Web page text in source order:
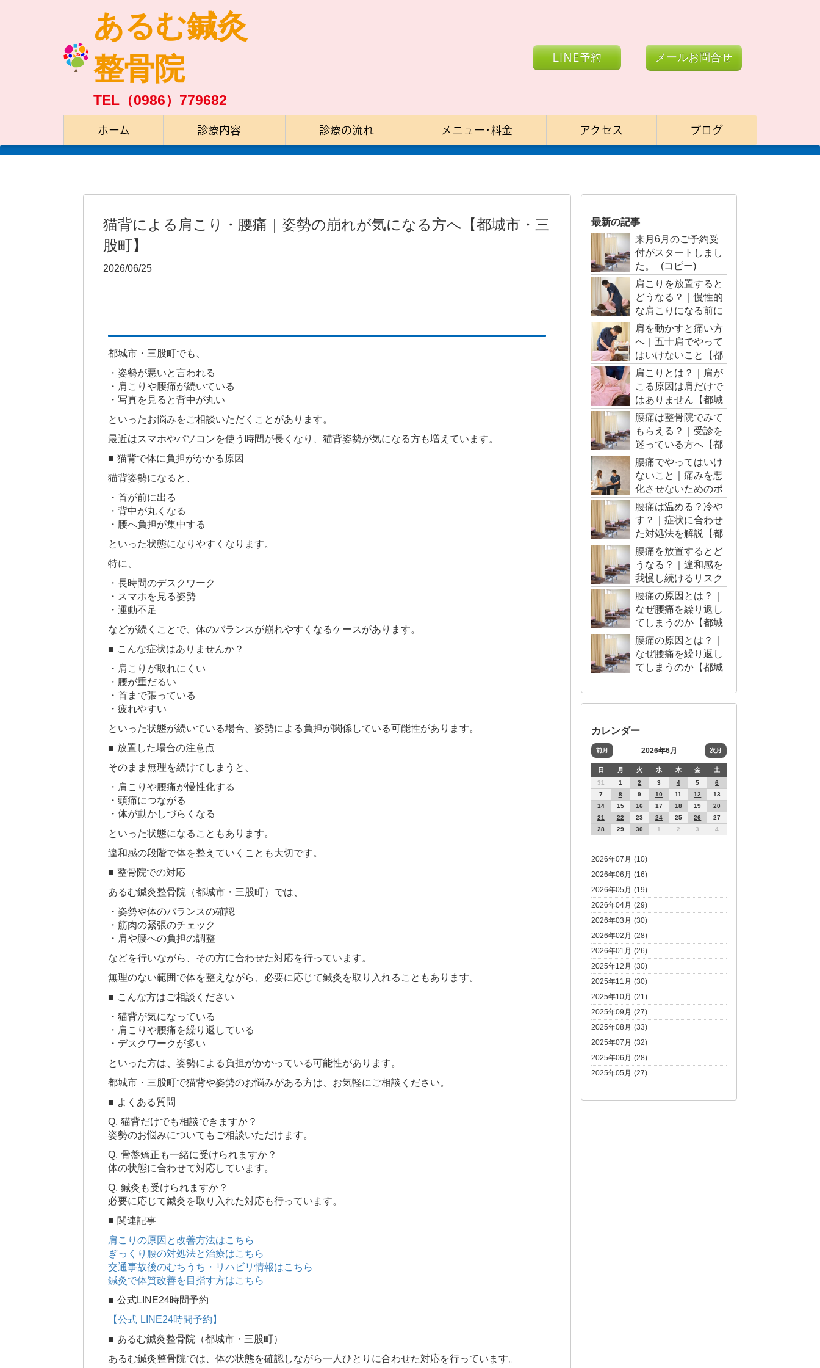
あるむ鍼灸
整骨院
TEL（0986）779682
LINE予約 メールお問合せ
ホーム 診療内容 診療の流れ メニュー･料金 アクセス ブログ
猫背による肩こり・腰痛｜姿勢の崩れが気になる方へ【都城市・三
股町】
2026/06/25
都城市・三股町でも、
・姿勢が悪いと言われる
・肩こりや腰痛が続いている
・写真を見ると背中が丸い
といったお悩みをご相談いただくことがあります。
最近はスマホやパソコンを使う時間が長くなり、猫背姿勢が気になる方も増えています。
■ 猫背で体に負担がかかる原因
猫背姿勢になると、
・首が前に出る
・背中が丸くなる
・腰へ負担が集中する
といった状態になりやすくなります。
特に、
・長時間のデスクワーク
・スマホを見る姿勢
・運動不足
などが続くことで、体のバランスが崩れやすくなるケースがあります。
■ こんな症状はありませんか？
・肩こりが取れにくい
・腰が重だるい
・首まで張っている
・疲れやすい
といった状態が続いている場合、姿勢による負担が関係している可能性があります。
■ 放置した場合の注意点
そのまま無理を続けてしまうと、
・肩こりや腰痛が慢性化する
・頭痛につながる
・体が動かしづらくなる
といった状態になることもあります。
違和感の段階で体を整えていくことも大切です。
■ 整骨院での対応
あるむ鍼灸整骨院（都城市・三股町）では、
・姿勢や体のバランスの確認
・筋肉の緊張のチェック
・肩や腰への負担の調整
などを行いながら、その方に合わせた対応を行っています。
無理のない範囲で体を整えながら、必要に応じて鍼灸を取り入れることもあります。
■ こんな方はご相談ください
・猫背が気になっている
・肩こりや腰痛を繰り返している
・デスクワークが多い
といった方は、姿勢による負担がかかっている可能性があります。
都城市・三股町で猫背や姿勢のお悩みがある方は、お気軽にご相談ください。
■ よくある質問
Q. 猫背だけでも相談できますか？
姿勢のお悩みについてもご相談いただけます。
Q. 骨盤矯正も一緒に受けられますか？
体の状態に合わせて対応しています。
Q. 鍼灸も受けられますか？
必要に応じて鍼灸を取り入れた対応も行っています。
■ 関連記事
肩こりの原因と改善方法はこちら
ぎっくり腰の対処法と治療はこちら
交通事故後のむちうち・リハビリ情報はこちら
鍼灸で体質改善を目指す方はこちら
■ 公式LINE24時間予約
【公式 LINE24時間予約】
■ あるむ鍼灸整骨院（都城市・三股町）
あるむ鍼灸整骨院では、体の状態を確認しながら一人ひとりに合わせた対応を行っています。
最新の記事
来月6月のご予約受
付がスタートしまし
た。 (コピー)
肩こりを放置すると
どうなる？｜慢性的
な肩こりになる前に
【都城市・三股町】
肩を動かすと痛い方
へ｜五十肩でやって
はいけないこと【都
城市・三股町】
肩こりとは？｜肩が
こる原因は肩だけで
はありません【都城
市・三股町】
腰痛は整骨院でみて
もらえる？｜受診を
迷っている方へ【都
城市・三股町】
腰痛でやってはいけ
ないこと｜痛みを悪
化させないためのポ
イント【都城市・三
股町】
腰痛は温める？冷や
す？｜症状に合わせ
た対処法を解説【都
城市・三股町
腰痛を放置するとど
うなる？｜違和感を
我慢し続けるリスク
【都城市・三股町】
腰痛の原因とは？｜
なぜ腰痛を繰り返し
てしまうのか【都城
市・三股町】
腰痛の原因とは？｜
なぜ腰痛を繰り返し
てしまうのか【都城
カレンダー
前月 2026年6月 次月
日 月 火 水 木 金
土
31
1 2 3 4 5
6
7
8 9 10 11 12
13
14
15 16 17 18 19
20
21
22 23 24 25 26
27
28
29 30 1 2 3 4
2026年07月 (10)
2026年06月 (16)
2026年05月 (19)
2026年04月 (29)
2026年03月 (30)
2026年02月 (28)
2026年01月 (26)
2025年12月 (30)
2025年11月 (30)
2025年10月 (21)
2025年09月 (27)
2025年08月 (33)
2025年07月 (32)
2025年06月 (28)
2025年05月 (27)